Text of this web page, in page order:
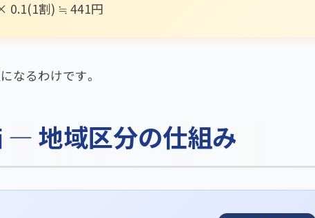
0.1(1割) ≒ 441円
なるわけです。
— 地域区分の仕組み